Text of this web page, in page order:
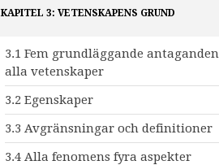
KAPITEL 3: VETENSKAPENS GRUND
3.1 Fem grundläggande
alla vetenskaper
3.2 Egenskaper
3.3 Avgränsningar och definitioner
3.4 Alla fenomens fyra aspekter